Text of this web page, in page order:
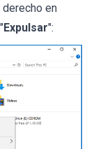
derecho en
Expulsar":